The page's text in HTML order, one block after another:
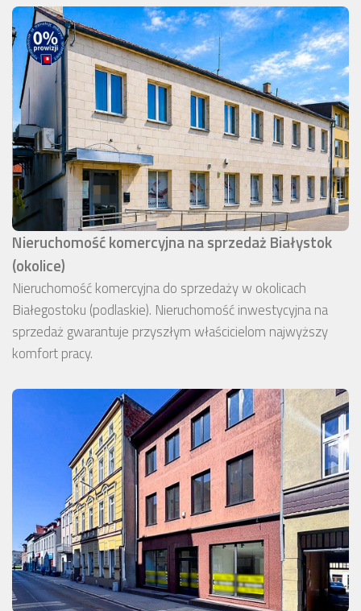
Nieruchomość komercyjna na sprzedaż Białystok
(okolice)
Nieruchomość komercyjna do sprzedaży w okolicach
Białegostoku (podlaskie). Nieruchomość inwestycyjna na
sprzedaż gwarantuje przyszłym właścicielom najwyższy
komfort pracy.